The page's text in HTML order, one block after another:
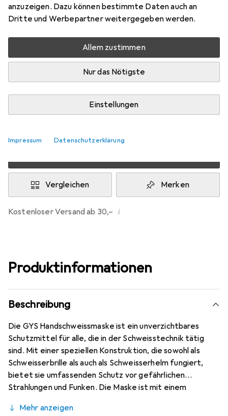
anzuzeigen. Dazu können bestimmte Daten auch an
Dritte und Werbepartner weitergegeben werden.
Allem zustimmen
Nur das Nötigste
Einstellungen
Impressum Datenschutzerklärung
1
Bewertungen Marke
Mehr von GYS
Nur 3 Stück an Lager beim Lieferanten
Lieferort angeben für genaue Lieferzeit
EUR
11,80pro Stück
2 Stück
EUR
11,14pro Stück
EUR
10,66pro Stück
Vergleichen Merken
Kostenloser Versand ab 30,– i
Produktinformationen
Beschreibung
Die GYS Handschweissmaske ist ein unverzichtbares
Schutzmittel für alle, die in der Schweisstechnik tätig
sind. Mit einer speziellen Konstruktion, die sowohl als
Schweisserbrille als auch als Schweisserhelm fungiert,
bietet sie umfassenden Schutz vor gefährlichen
Strahlungen und Funken. Die Maske ist mit einem
und gleichzeitig einen effektiven Schutz gewährleistet.
Mehr anzeigen